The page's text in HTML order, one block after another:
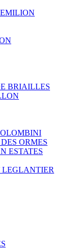
BRIAILLES
ORMES
ESTATES